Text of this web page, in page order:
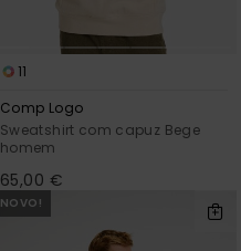
11
Comp Logo
Sweatshirt com capuz Bege
homem
65,00 €
NOVO!